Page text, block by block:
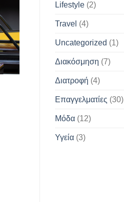
Lifestyle(2)
Travel (4)
Uncategorized (1)
Διακόσμηση (7)
Διατροφή (4)
Επαγγελματίες (30)
Μόδα(12)
Υγεία(3)